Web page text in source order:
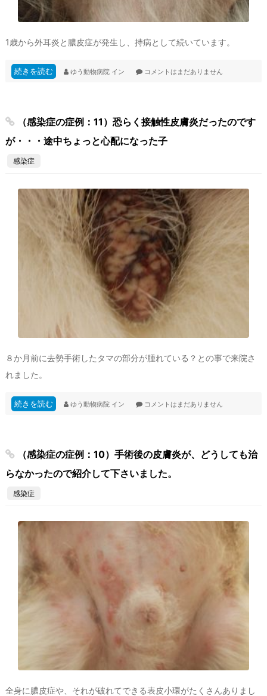
1歳から外耳炎と膿皮症が発生し、持病として続いています。
続きを読む ゆう動物病院 イン コメントはまだありません
（感染症の症例：11）恐らく接触性皮膚炎だったのです
が・・・途中ちょっと心配になった子
感染症
８か月前に去勢手術したタマの部分が腫れている？との事で来院さ
れました。
続きを読む ゆう動物病院 イン コメントはまだありません
（感染症の症例：10）手術後の皮膚炎が、どうしても治
らなかったので紹介して下さいました。
感染症
全身に膿皮症や、それが破れてできる表皮小環がたくさんありまし